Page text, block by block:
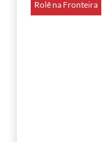
Rolê na Fronteira